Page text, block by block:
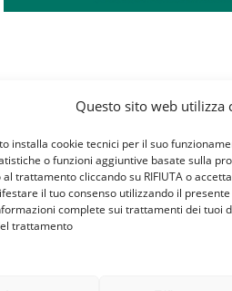
Questo sito web utilizza
installa cookie tecnici per il suo
o funzioni aggiuntive basate sulla
trattamento cliccando su RIFIUTA o
il tuo consenso utilizzando il
complete sui trattamenti dei tuoi
trattamento